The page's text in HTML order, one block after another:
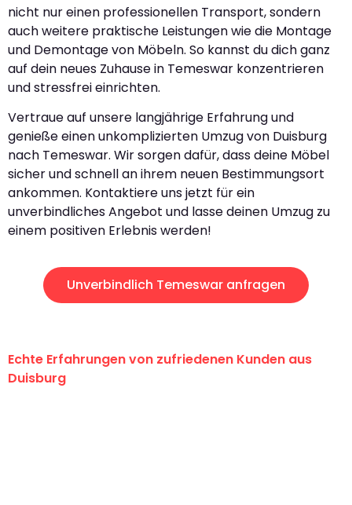
nicht nur einen professionellen Transport, sondern
auch weitere praktische Leistungen wie die Montage
und Demontage von Möbeln. So kannst du dich ganz
auf dein neues Zuhause in Temeswar konzentrieren
und stressfrei einrichten.
Vertraue auf unsere langjährige Erfahrung und
genieße einen unkomplizierten Umzug von Duisburg
nach Temeswar. Wir sorgen dafür, dass deine Möbel
sicher und schnell an ihrem neuen Bestimmungsort
ankommen. Kontaktiere uns jetzt für ein
unverbindliches Angebot und lasse deinen Umzug zu
einem positiven Erlebnis werden!
Unverbindlich Temeswar anfragen
Echte Erfahrungen von zufriedenen Kunden aus
Duisburg